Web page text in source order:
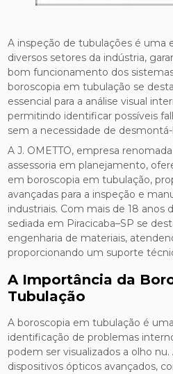
A inspeção de tubulações é uma
diversos setores da indústria,
bom funcionamento dos
boroscopia em tubulação se
essencial para a análise visual
permitindo identificar possíveis
sem a necessidade de desmontá-
A J. OMETTO, empresa
assessoria em planejamento,
em boroscopia em tubulação,
avançadas para a inspeção e
industriais. Com mais de 18 anos
sediada em Piracicaba–SP se
engenharia de materiais,
proporcionando um suporte
A Importância da
Tubulação
A boroscopia em tubulação é
identificação de problemas
podem ser visualizados a olho
dispositivos ópticos avançados,